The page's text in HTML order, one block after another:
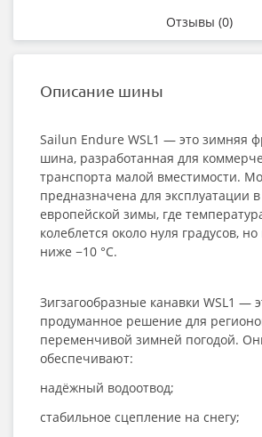
Отзывы (0)
Описание шины
Sailun Endure WSL1 — это зимняя
шина, разработанная для
транспорта малой вместимости.
предназначена для эксплуатации
европейской зимы, где
колеблется около нуля градусов, но
ниже −10 °C.
Зигзагообразные канавки WSL1 —
продуманное решение для
переменчивой зимней погодой.
обеспечивают:
надёжный водоотвод;
стабильное сцепление на снегу;